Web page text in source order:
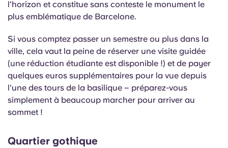
l'horizon et constitue sans conteste le monument le
plus emblématique de Barcelone.
Si vous comptez passer un semestre ou plus dans la
ville, cela vaut la peine de réserver une visite guidée
(une réduction étudiante est disponible !) et de payer
quelques euros supplémentaires pour la vue depuis
l'une des tours de la basilique – préparez-vous
simplement à beaucoup marcher pour arriver au
sommet !
Quartier gothique